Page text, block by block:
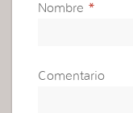
Nombre *
Comentario